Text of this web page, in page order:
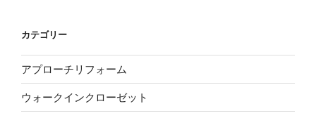
カテゴリー
アプローチリフォーム
ウォークインクローゼット